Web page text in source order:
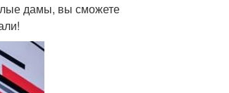
дамы, вы сможете